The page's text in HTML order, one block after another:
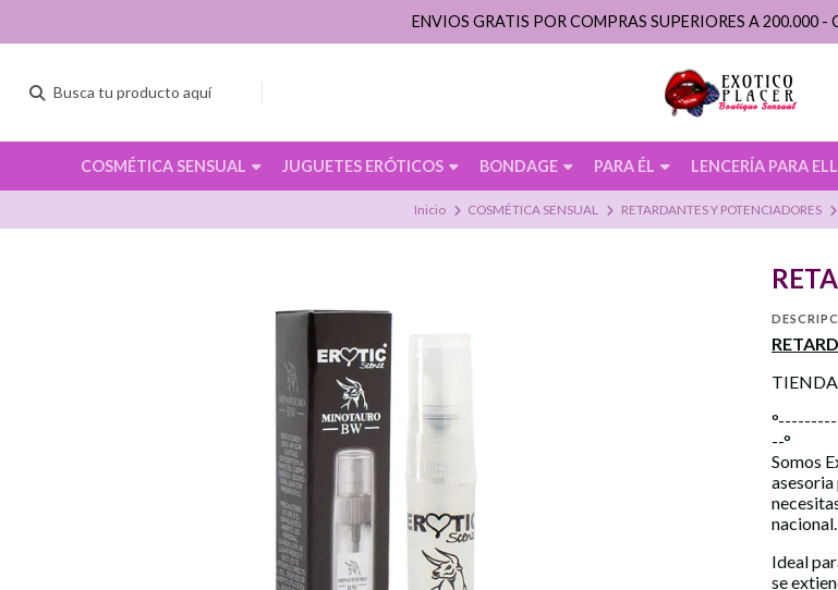
COSMÉTICA SENSUAL JUGUETES ERÓTICOS BONDAGE PARA ÉL LENCERÍA PARA
ENVIOS GRATIS POR COMPRAS SUPERIORES A 200.000 -
Inicio COSMÉTICA SENSUAL RETARDANTES Y POTENCIADORES
--°
Somos
nacional.
Ideal
se